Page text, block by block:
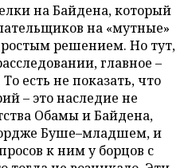
на Байдена, который
на «мутные»
решением. Но тут,
главное –
есть не показать, что
– это наследие не
Обамы и Байдена,
Буше–младшем, и
к ним у борцов с